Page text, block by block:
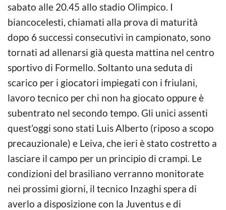
sabato alle 20.45 allo stadio Olimpico. I
biancocelesti, chiamati alla prova di maturità
dopo 6 successi consecutivi in campionato, sono
tornati ad allenarsi già questa mattina nel centro
sportivo di Formello. Soltanto una seduta di
scarico per i giocatori impiegati con i friulani,
lavoro tecnico per chi non ha giocato oppure è
subentrato nel secondo tempo. Gli unici assenti
quest’oggi sono stati Luis Alberto (riposo a scopo
precauzionale) e Leiva, che ieri è stato costretto a
lasciare il campo per un principio di crampi. Le
condizioni del brasiliano verranno monitorate
nei prossimi giorni, il tecnico Inzaghi spera di
averlo a disposizione con la Juventus e di